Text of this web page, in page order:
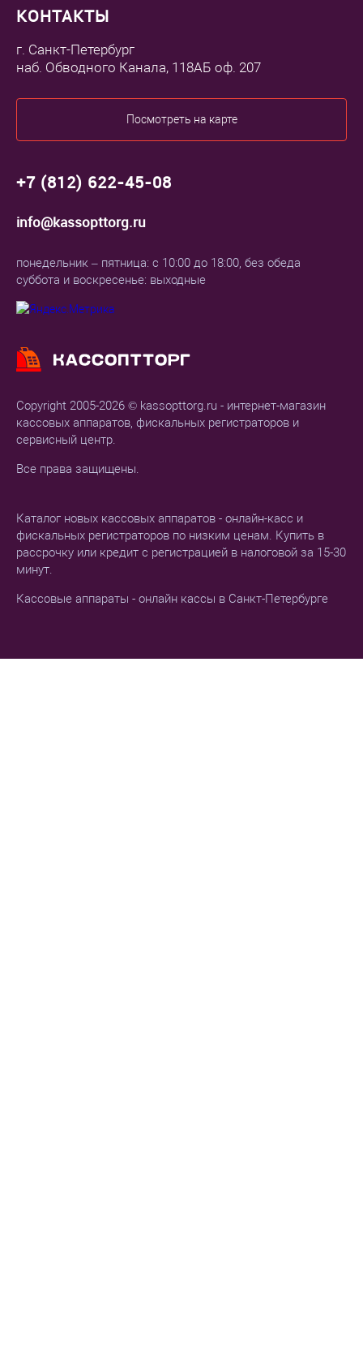
Copyright 2005-2026 © kassopttorg.ru - интернет-магазин
кассовых аппаратов, фискальных регистраторов и
сервисный центр.
Все права защищены.
Каталог новых кассовых аппаратов - онлайн-касс и
фискальных регистраторов по низким ценам. Купить в
рассрочку или кредит с регистрацией в налоговой за 15-30
минут.
Кассовые аппараты - онлайн кассы в Санкт-Петербурге
КОНТАКТЫ
г. Санкт-Петербург
наб. Обводного Канала, 118АБ оф. 207
Посмотреть на карте
+7 (812) 622-45-08
info@kassopttorg.ru
понедельник – пятница: с 10:00 до 18:00, без обеда
суббота и воскресенье: выходные